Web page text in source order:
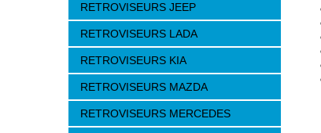
RETROVISEURS JEEP
RETROVISEURS LADA
RETROVISEURS KIA
RETROVISEURS MAZDA
RETROVISEURS MERCEDES